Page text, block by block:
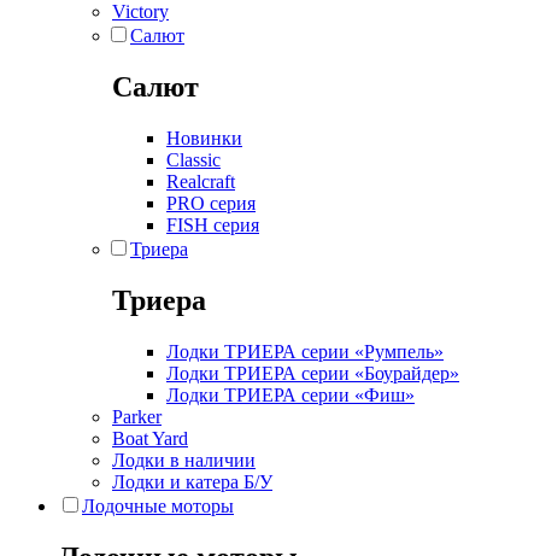
Victory
Салют
Салют
Новинки
Classic
Realcraft
PRO серия
FISH серия
Триера
Триера
Лодки ТРИЕРА серии «Румпель»
Лодки ТРИЕРА серии «Боурайдер»
Лодки ТРИЕРА серии «Фиш»
Parker
Boat Yard
Лодки в наличии
Лодки и катера Б/У
Лодочные моторы